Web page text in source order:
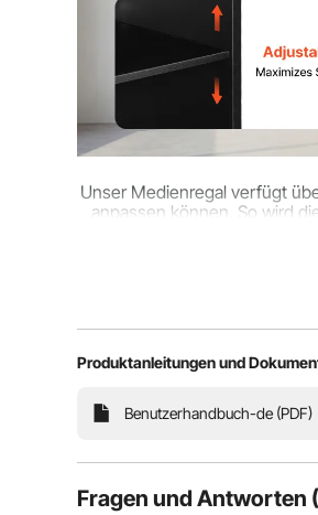
Unser Medienregal verfügt
anpassen können. So wird
Produktanleitungen und
Benutzerhandbuch-de (PDF)
Fragen und Antworten